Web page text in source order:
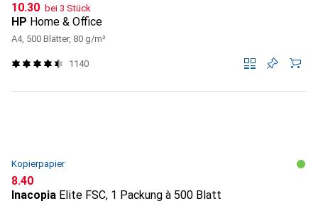
CHF
10.30 bei 3 Stück
HP Home & Office
A4, 500 Blätter, 80 g/m²
1140
Kopierpapier
CHF
8.40
Inacopia Elite FSC, 1 Packung à 500 Blatt